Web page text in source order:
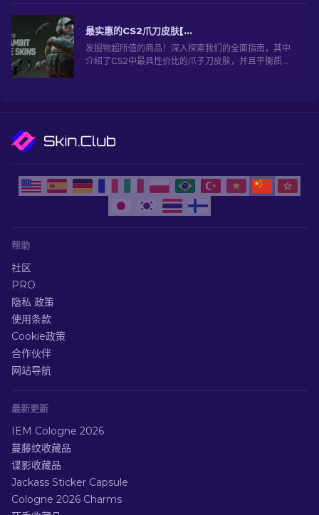
最实惠的CS2爪刀皮肤[2026]
发掘物超所值的商品！深入探索我们的全面指南，其中
介绍了CS2中最具性价比的爪子刀皮肤，并且平衡质量
帮助
社区
PRO
隐私 政策
使用条款
Cookie政策
合作伙伴
网站导航
最新更新
IEM Cologne 2026
蔓藤纹收藏品
谍影收藏品
Jackass Sticker Capsule
Cologne 2026 Charms